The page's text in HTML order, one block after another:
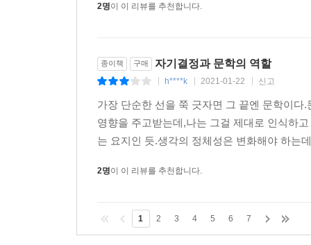
2명이 이 리뷰를 추천합니다.
종이책 구매 자기결정과 문학의 역할
h****k 2021-01-22 신고
가장 단순한 선을 쭉 긋자면 그 끝엔 문학이
영향을 주고받는데,나는 그걸 제대로 인식하
는 요지인 듯.생각의 정체성은 변화해야 하는
2명이 이 리뷰를 추천합니다.
1 2 3 4 5 6 7